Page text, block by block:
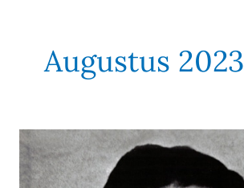
Augustus 2023
Adriaansen,
Wim, Sjef
Adriaansen.